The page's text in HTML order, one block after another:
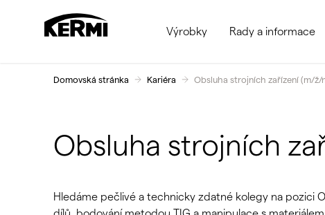
Výrobky Rady a informace
Domovská stránka Kariéra Obsluha strojních zařízení (m/ž/
Obsluha strojních
Hledáme pečlivé a technicky zdatné kolegy na pozici